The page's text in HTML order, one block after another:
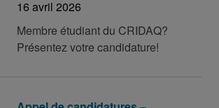
16 avril 2026
Membre étudiant du CRIDAQ?
Présentez votre candidature!